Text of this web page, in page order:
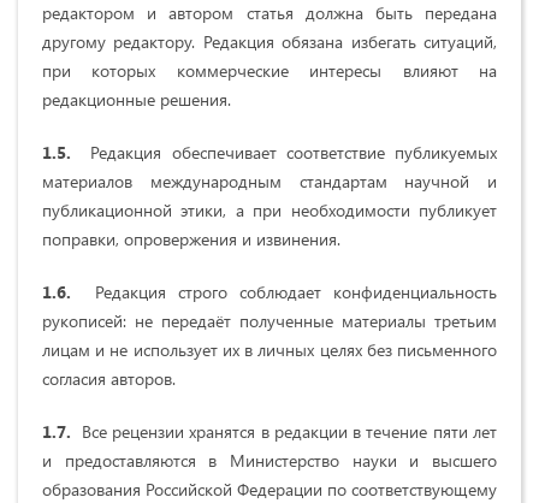
редактором и автором статья должна быть передана
другому редактору. Редакция обязана избегать ситуаций,
при которых коммерческие интересы влияют на
редакционные решения.
1.5. Редакция обеспечивает соответствие публикуемых
материалов международным стандартам научной и
публикационной этики, а при необходимости публикует
поправки, опровержения и извинения.
1.6. Редакция строго соблюдает конфиденциальность
рукописей: не передаёт полученные материалы третьим
лицам и не использует их в личных целях без письменного
согласия авторов.
1.7. Все рецензии хранятся в редакции в течение пяти лет
и предоставляются в Министерство науки и высшего
образования Российской Федерации по соответствующему